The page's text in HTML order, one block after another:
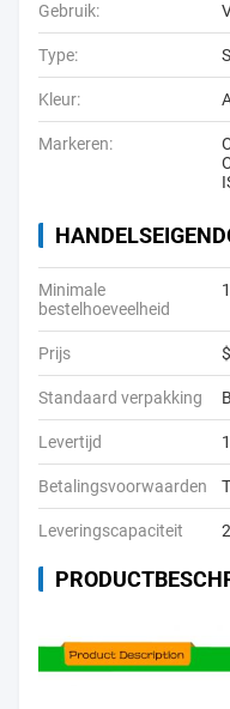
Gebruik:
Type:
Kleur:
Markeren:
Minimale
bestelhoeveelheid
Prijs
Standaard verpakking
Levertijd
Betalingsvoorwaarden
Leveringscapaciteit